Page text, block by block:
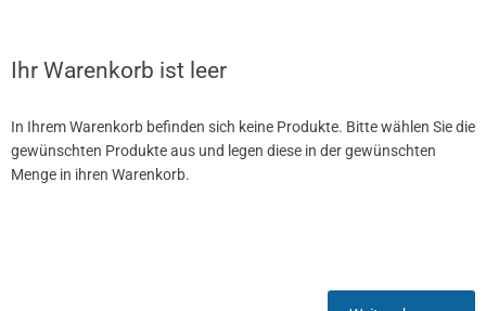
Ihr Warenkorb ist leer
In Ihrem Warenkorb befinden sich keine Produkte. Bitte wählen Sie die
gewünschten Produkte aus und legen diese in der gewünschten
Menge in ihren Warenkorb.